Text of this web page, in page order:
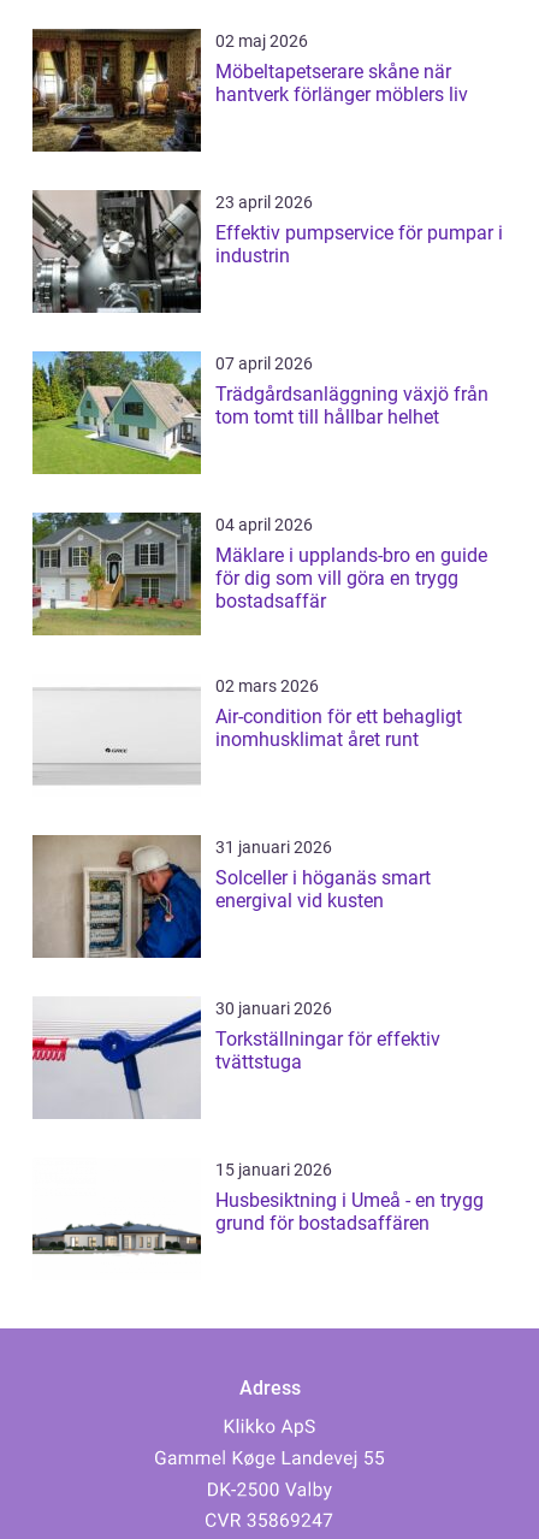
02 maj 2026
Möbeltapetserare skåne när
hantverk förlänger möblers liv
23 april 2026
Effektiv pumpservice för pumpar i
industrin
07 april 2026
Trädgårdsanläggning växjö från
tom tomt till hållbar helhet
04 april 2026
Mäklare i upplands-bro en guide
för dig som vill göra en trygg
bostadsaffär
02 mars 2026
Air-condition för ett behagligt
inomhusklimat året runt
31 januari 2026
Solceller i höganäs smart
energival vid kusten
30 januari 2026
Torkställningar för effektiv
tvättstuga
15 januari 2026
Husbesiktning i Umeå - en trygg
grund för bostadsaffären
Adress